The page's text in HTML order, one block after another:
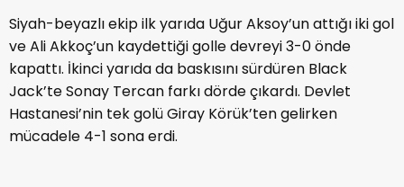
Siyah-beyazlı ekip ilk yarıda Uğur Aksoy’un attığı iki gol
ve Ali Akkoç’un kaydettiği golle devreyi 3-0 önde
kapattı. İkinci yarıda da baskısını sürdüren Black
Jack’te Sonay Tercan farkı dörde çıkardı. Devlet
Hastanesi’nin tek golü Giray Körük’ten gelirken
mücadele 4-1 sona erdi.